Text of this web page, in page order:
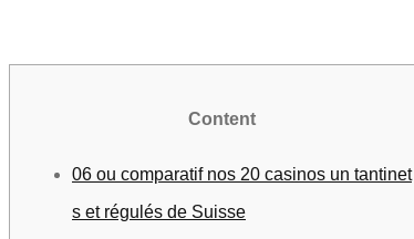
Content
06 ou comparatif nos 20 casinos un tantinet
s et régulés de Suisse